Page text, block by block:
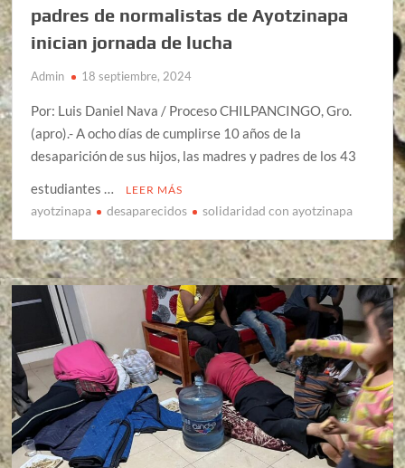
padres de normalistas de Ayotzinapa
inician jornada de lucha
Admin 18 septiembre, 2024
Por: Luis Daniel Nava / Proceso CHILPANCINGO, Gro.
(apro).- A ocho días de cumplirse 10 años de la
desaparición de sus hijos, las madres y padres de los 43
estudiantes …
LEER MÁS
ayotzinapa desaparecidos solidaridad con ayotzinapa